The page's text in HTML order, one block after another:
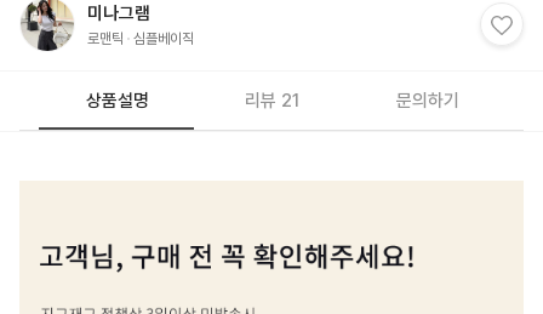
미나그램
로맨틱 심플베이직
상품설명 리뷰 21 문의하기